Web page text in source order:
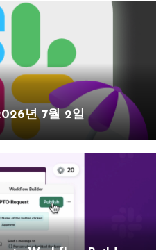
년 7월 2일